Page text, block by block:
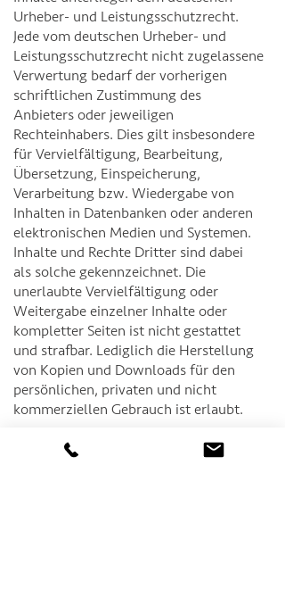
Urheber- und Leistungsschutzrecht.
Jede vom deutschen Urheber- und
Leistungsschutzrecht nicht zugelassene
Verwertung bedarf der vorherigen
schriftlichen Zustimmung des
Anbieters oder jeweiligen
Rechteinhabers. Dies gilt insbesondere
für Vervielfältigung, Bearbeitung,
Übersetzung, Einspeicherung,
Verarbeitung bzw. Wiedergabe von
Inhalten in Datenbanken oder anderen
elektronischen Medien und Systemen.
Inhalte und Rechte Dritter sind dabei
als solche gekennzeichnet. Die
unerlaubte Vervielfältigung oder
Weitergabe einzelner Inhalte oder
kompletter Seiten ist nicht gestattet
und strafbar. Lediglich die Herstellung
von Kopien und Downloads für den
persönlichen, privaten und nicht
kommerziellen Gebrauch ist erlaubt.
Die Darstellung dieser Website in